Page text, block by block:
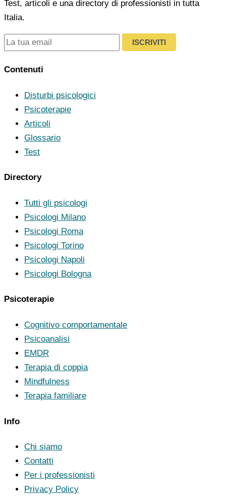
Test, articoli e una directory di professionisti in tutta
Italia.
ISCRIVITI
Contenuti
Disturbi psicologici
Psicoterapie
Articoli
Glossario
Test
Directory
Tutti gli psicologi
Psicologi Milano
Psicologi Roma
Psicologi Torino
Psicologi Napoli
Psicologi Bologna
Psicoterapie
Cognitivo comportamentale
Psicoanalisi
EMDR
Terapia di coppia
Mindfulness
Terapia familiare
Info
Chi siamo
Contatti
Per i professionisti
Privacy Policy